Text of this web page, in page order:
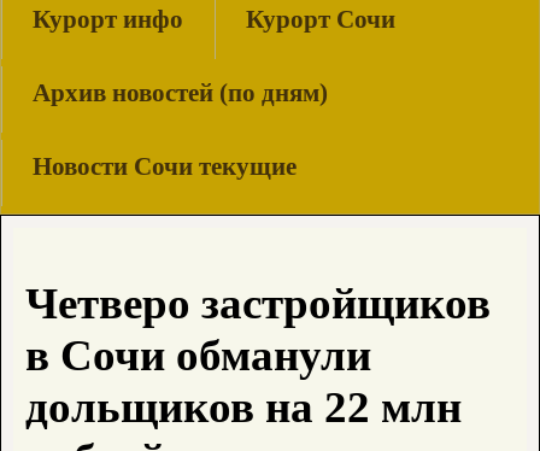
Курорт инфо Курорт Сочи
Архив новостей (по дням)
Новости Сочи текущие
Четверо застройщиков
в Сочи обманули
дольщиков на 22 млн